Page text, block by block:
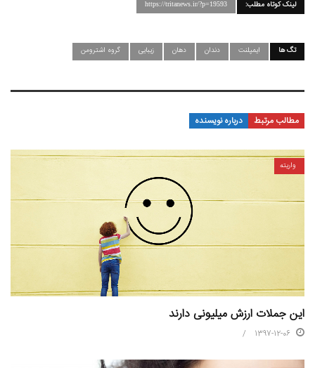
لینک کوتاه مطلب: https://tritanews.ir/?p=19593
تگ ها ایمپلنت دندان دهان زیبایی گروه اشترومن
مطالب مرتبط درباره نویسنده
واریته
این جملات ارزش میلیونی دارند
1397-12-06